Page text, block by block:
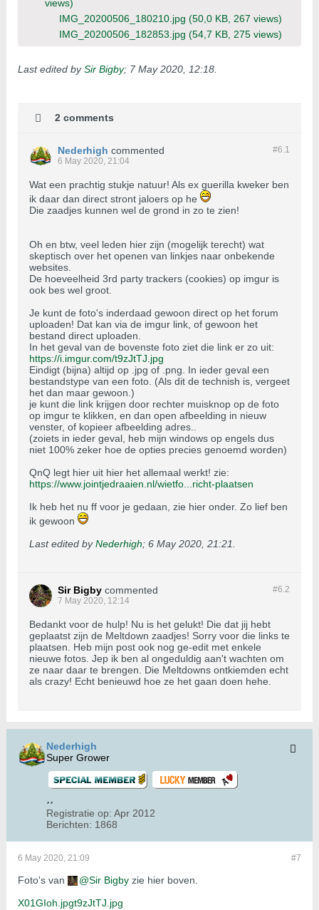
views)
IMG_20200506_180210.jpg (50,0 KB, 267 views)
IMG_20200506_182853.jpg (54,7 KB, 275 views)
Last edited bySir Bigby; 7 May 2020, 12:18
2 comments
#6.1
Nederhigh commented
6 May 2020, 21:04
Wat een prachtig stukje natuur! Als ex guerilla kweker ben
ik daar dan direct stront jaloers op he
Die zaadjes kunnen wel de grond in zo te zien!
Oh en btw, veel leden hier zijn (mogelijk terecht) wat
skeptisch over het openen van linkjes naar onbekende
websites.
De hoeveelheid 3rd party trackers (cookies) op imgur is
ook bes wel groot.
Je kunt de foto's inderdaad gewoon direct op het forum
uploaden! Dat kan via de imgur link, of gewoon het
bestand direct uploaden.
In het geval van de bovenste foto ziet die link er zo uit:
https://i.imgur.com/t9zJtTJ.jpg
Eindigt (bijna) altijd op .jpg of .png. In ieder geval een
bestandstype van een foto. (Als dit de technish is, vergeet
het dan maar gewoon.)
je kunt die link krijgen door rechter muisknop op de foto
op imgur te klikken, en dan open afbeelding in nieuw
venster, of kopieer afbeelding adres..
(zoiets in ieder geval, heb mijn windows op engels dus
niet 100% zeker hoe de opties precies genoemd worden)
QnQ legt hier uit hier het allemaal werkt! zie:
https://www.jointjedraaien.nl/wietfo...richt-plaatsen
Ik heb het nu ff voor je gedaan, zie hier onder. Zo lief ben
ik gewoon
Last edited byNederhigh; 6 May 2020, 21:21
#6.2
Sir Bigby commented
7 May 2020, 12:14
Bedankt voor de hulp! Nu is het gelukt! Die dat jij hebt
geplaatst zijn de Meltdown zaadjes! Sorry voor die links te
plaatsen. Heb mijn post ook nog ge-edit met enkele
nieuwe fotos. Jep ik ben al ongeduldig aan't wachten om
ze naar daar te brengen. Die Meltdowns ontkiemden echt
als crazy! Echt benieuwd hoe ze het gaan doen hehe.
Nederhigh
Super Grower
Registratie op: Apr 2012
Berichten: 1868
#7
6 May 2020, 21:09
Foto's van Sir Bigby zie hier boven.
X01GIoh.jpgt9zJtTJ.jpg